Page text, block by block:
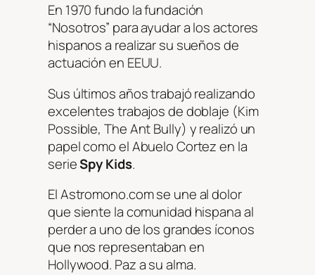
En 1970 fundo la fundación
“Nosotros” para ayudar a los actores
hispanos a realizar su sueños de
actuación en EEUU.
Sus últimos años trabajó realizando
excelentes trabajos de doblaje (Kim
Possible,The Ant Bully) y realizó un
papel como el Abuelo Cortez en la
serieSpy Kids.
El Astromono.com se une al dolor
que siente la comunidad hispana al
perder a uno de los grandes íconos
que nos representaban en
Hollywood. Paz a su alma.